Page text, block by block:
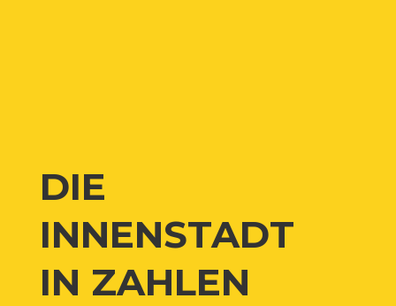
DIE
INNENSTADT
IN ZAHLEN